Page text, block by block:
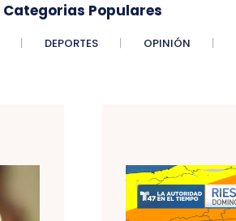
Categorias Populares
DEPORTES OPINIÓN